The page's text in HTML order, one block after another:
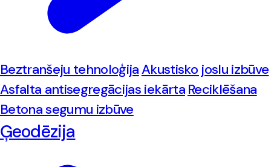
Beztranšeju tehnoloģijaAkustisko joslu izbūve
Asfalta antisegregācijas iekārta Reciklēšana
Betona segumu izbūve
Ģeodēzija